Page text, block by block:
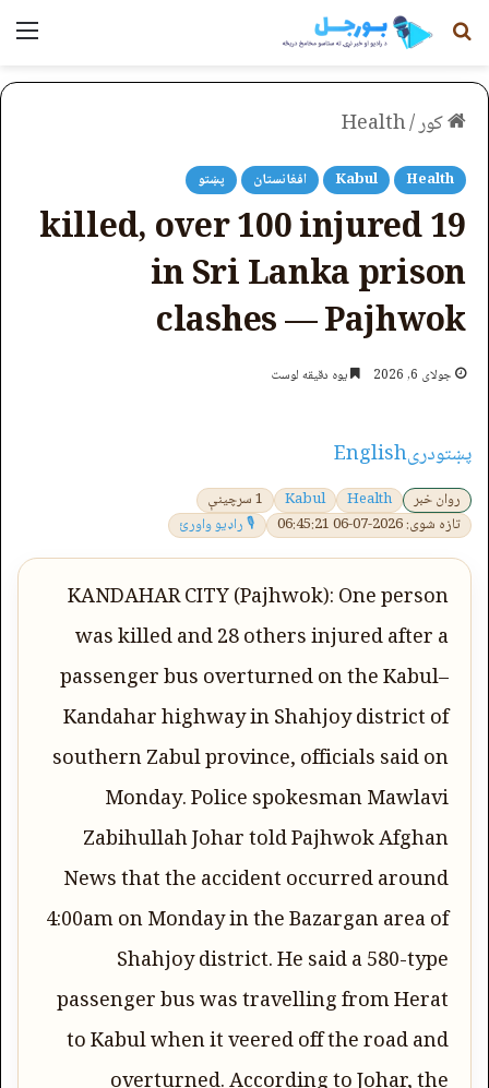
لټون
کور/
Health
Health
Kabul افغانستان پښتو
19 killed, over 100 injured
in Sri Lanka prison
clashes — Pajhwok
جولای 6, 2026 یوه دقیقه لوست
پښتودریEnglish
روان خبر Health
Kabul
1 سرچینې
تازه شوی: 2026-07-06 06:45:21
🎙 راډیو واورئ
KANDAHAR CITY (Pajhwok): One person
was killed and 28 others injured after a
passenger bus overturned on the Kabul–
Kandahar highway in Shahjoy district of
southern Zabul province, officials said on
Monday. Police spokesman Mawlavi
Zabihullah Johar told Pajhwok Afghan
News that the accident occurred around
4:00am on Monday in the Bazargan area of
Shahjoy district. He said a 580-type
passenger bus was travelling from Herat
to Kabul when it veered off the road and